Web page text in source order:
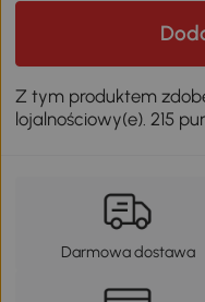
Z tym produktem
lojalnościowy(e). 215
Darmowa dostawa